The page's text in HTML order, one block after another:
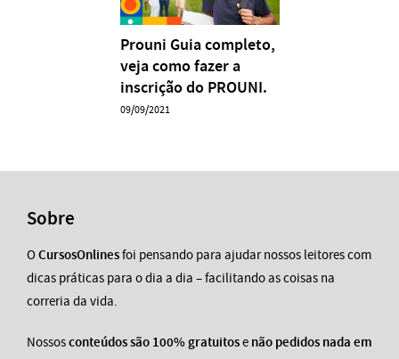
Prouni Guia completo,
veja como fazer a
inscrição do PROUNI.
09/09/2021
Sobre
OCursosOnlinesfoi pensando para ajudar nossos leitores com
dicas práticas para o dia a dia – facilitando as coisas na
correria da vida.
Nossosconteúdos são 100% gratuitose não pedidos nada em